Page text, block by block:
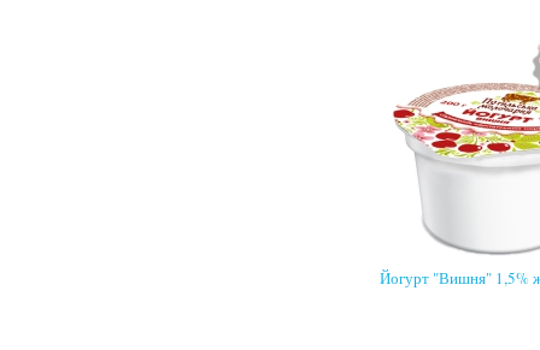
Йогурт "Вишня" 1,5%